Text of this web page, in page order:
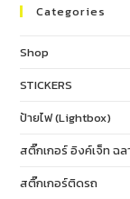
Categories
Shop
STICKERS
ป้ายไฟ (Lightbox)
สติ๊กเกอร์ อิงค์เจ็ท ฉ
สติ๊กเกอร์ติดรถ